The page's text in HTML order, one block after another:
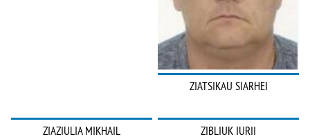
ZIATSIKAU SIARHEI
ZIAZIULIA MIKHAIL ZIBLIUK IURII